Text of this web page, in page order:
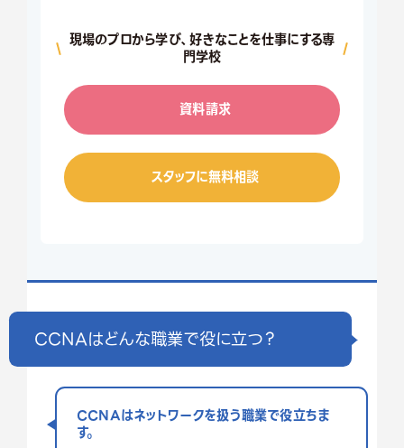
現場のプロから学び、好きなことを仕事にする専
門学校
資料請求
スタッフに無料相談
CCNAはどんな職業で役に立つ？
CCNAはネットワークを扱う職業で役立ちま
す。